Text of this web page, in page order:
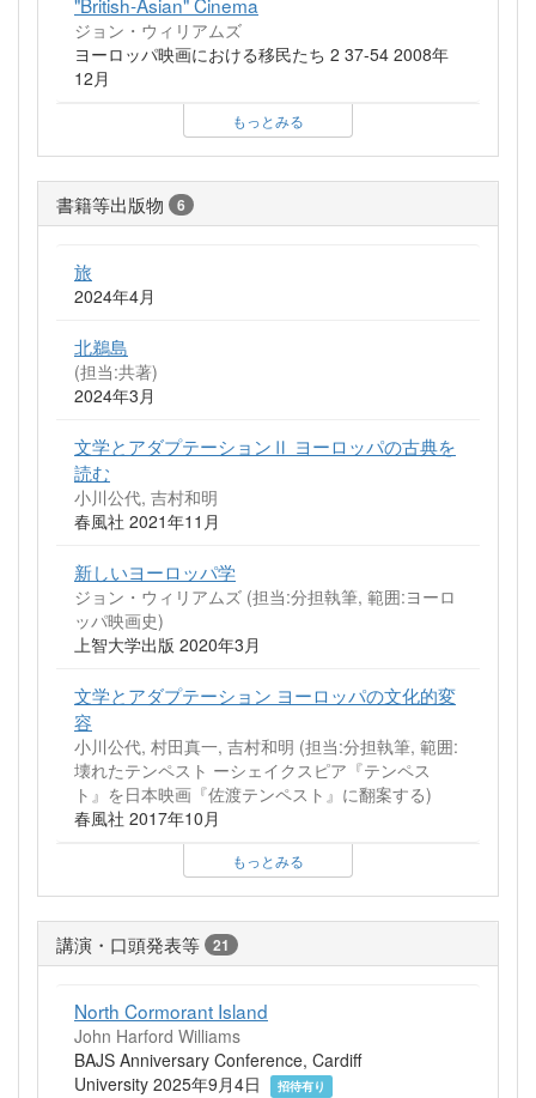
ジョン・ウィリアムズ
ヨーロッパ映画における移民たち 2 37-54 2008年
12月
もっとみる
書籍等出版物 6
旅
2024年4月
北鵜島
(担当:共著)
2024年3月
文学とアダプテーションⅡ ヨーロッパの古典を
読む
小川公代, 吉村和明
春風社 2021年11月
新しいヨーロッパ学
ジョン・ウィリアムズ (担当:分担執筆, 範囲:ヨーロ
ッパ映画史)
上智大学出版 2020年3月
文学とアダプテーション ヨーロッパの文化的変
容
小川公代, 村田真一, 吉村和明 (担当:分担執筆, 範囲:
壊れたテンペスト ーシェイクスピア『テンペス
ト』を日本映画『佐渡テンペスト』に翻案する)
春風社 2017年10月
もっとみる
講演・口頭発表等 21
North Cormorant Island
John Harford Williams
BAJS Anniversary Conference, Cardiff
University 2025年9月4日
招待有り